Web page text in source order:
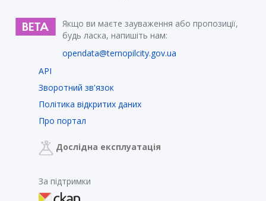
Якщо ви маєте зауваження або пропозиції,
будь ласка, напишіть нам:
opendata@ternopilcity.gov.ua
API
Зворотний зв'язок
Політика відкритих даних
Про портал
Дослідна експлуатація
За підтримки